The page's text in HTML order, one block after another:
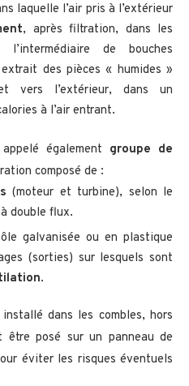
laquelle l’air pris à l’extérieur
, après filtration, dans les
de bouches
des pièces « humides »
vers l’extérieur, dans un
à l’air entrant.
également groupe de
composé de :
(moteur et turbine), selon le
double flux.
galvanisée ou en plastique
(sorties) sur lesquels sont
.
dans les combles, hors
posé sur un panneau de
éviter les risques éventuels